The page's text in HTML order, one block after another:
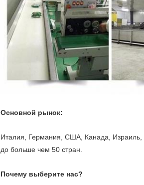
Основной рынок:
Италия, Германия, США, Канада, Израиль,
до больше чем 50 стран.
Почему выберите нас?